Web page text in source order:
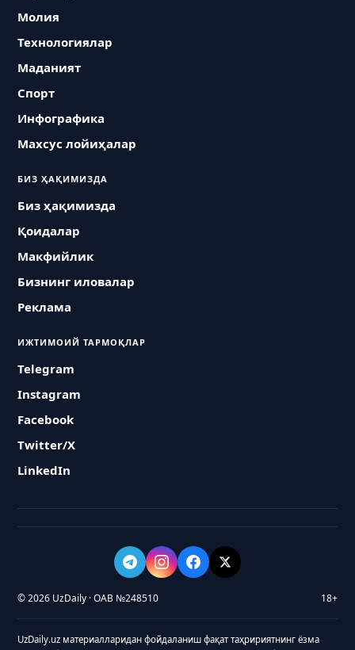
Молия
Технологиялар
Маданият
Спорт
Инфографика
Махсус лойиҳалар
БИЗ ҲАҚИМИЗДА
Биз ҳақимизда
Қоидалар
Макфийлик
Бизнинг иловалар
Реклама
ИЖТИМОИЙ ТАРМОҚЛАР
Telegram
Instagram
Facebook
Twitter/X
LinkedIn
© 2026 UzDaily · ОАВ №248510 18+
UzDaily.uz материалларидан фойдаланиш фақат таҳририятнинг ёзма